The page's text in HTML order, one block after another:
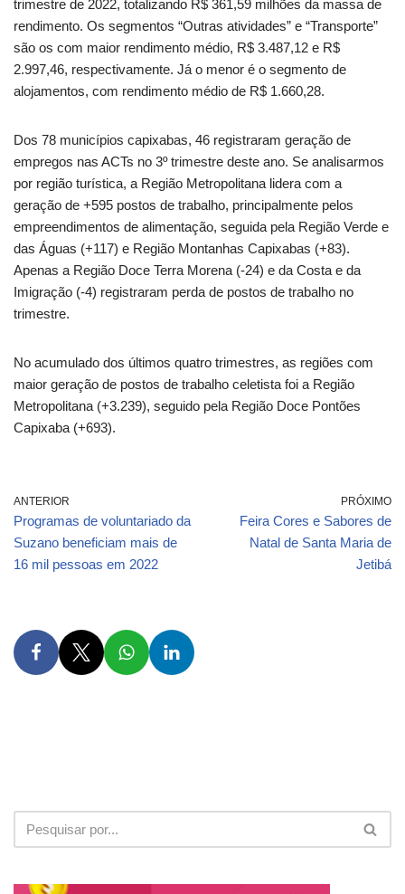
trimestre de 2022, totalizando R$ 361,59 milhões da massa de
rendimento. Os segmentos “Outras atividades” e “Transporte”
são os com maior rendimento médio, R$ 3.487,12 e R$
2.997,46, respectivamente. Já o menor é o segmento de
alojamentos, com rendimento médio de R$ 1.660,28.
Dos 78 municípios capixabas, 46 registraram geração de
empregos nas ACTs no 3º trimestre deste ano. Se analisarmos
por região turística, a Região Metropolitana lidera com a
geração de +595 postos de trabalho, principalmente pelos
empreendimentos de alimentação, seguida pela Região Verde e
das Águas (+117) e Região Montanhas Capixabas (+83).
Apenas a Região Doce Terra Morena (-24) e da Costa e da
Imigração (-4) registraram perda de postos de trabalho no
trimestre.
No acumulado dos últimos quatro trimestres, as regiões com
maior geração de postos de trabalho celetista foi a Região
Metropolitana (+3.239), seguido pela Região Doce Pontões
Capixaba (+693).
ANTERIOR
Programas de voluntariado da
Suzano beneficiam mais de
16 mil pessoas em 2022
PRÓXIMO
Feira Cores e Sabores de
Natal de Santa Maria de
Jetibá